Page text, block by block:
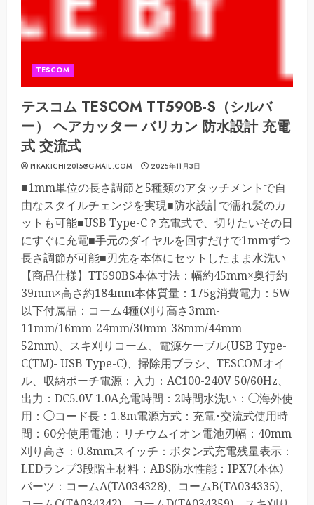
TESCOM
テスコム TESCOM TT590B-S（シルバ
ー） ヘアカッター バリカン 防水設計 充電
式 交流式
PIKAKICHI2015@GMAIL.COM 2025年11月3日
■1mm単位の長さ調節と5種類のアタッチメントで自
由なスタイルチェンジを実現■防水設計で濡れ髪のカ
ットも可能■USB Type-C？充電式で、切りたいその日
にすぐに充電■手元のダイヤルを回すだけで1mmずつ
長さ調節が可能■刃先を本体にセットしたまま水洗い
【商品仕様】TT590BS本体寸法：幅約45mm×奥行約
39mm×高さ約184mm本体質量：175g消費電力：5W
以下付属品：コーム4種(刈り高さ3mm-
11mm/16mm-24mm/30mm-38mm/44mm-
52mm)、スキ刈りコーム、電源ケーブル(USB Type-
C(TM)- USB Type-C)、掃除用ブラシ、TESCOMオイ
ル、収納ポーチ電源：入力：AC100-240V 50/60Hz、
出力：DC5.0V 1.0A充電時間：2時間水洗い：◯海外使
用：◯コード長：1.8m電源方式：充電･交流式使用時
間：60分使用電池：リチウムイオン電池刃幅：40mm
刈り高さ：0.8mmスイッチ：ボタン式充電残量表示：
LEDランプ3段階主材料：ABS防水性能：IPX7(本体)
パーツ：コームA(TA034328)、コームB(TA034335)、